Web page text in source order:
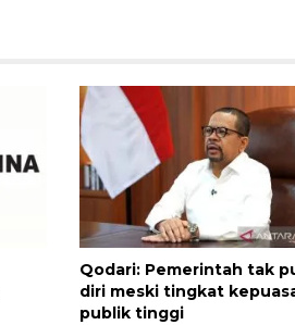
Qodari: Pemerintah tak
diri meski tingkat
publik tinggi